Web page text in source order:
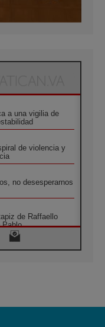
a una vigilia de
de violencia y
no desesperarnos
de Raffaello
Pablo
se compra con una